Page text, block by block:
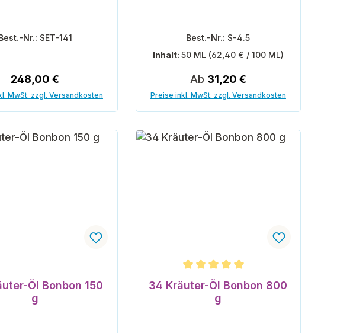
Nr.: SET-141
Regulärer Preis:
248,00 €
MwSt. zzgl. Versandkosten
Best.-Nr.: S-4.5
Inhalt: 50 ML (62,40 € / 100 ML)
Regulärer Preis:
Ab 31,20 €
Preise inkl. MwSt. zzgl. Versandkosten
Öl Bonbon 150
g
Durchschnittliche Bewertung von 5
34 Kräuter-Öl Bonbon 800
g